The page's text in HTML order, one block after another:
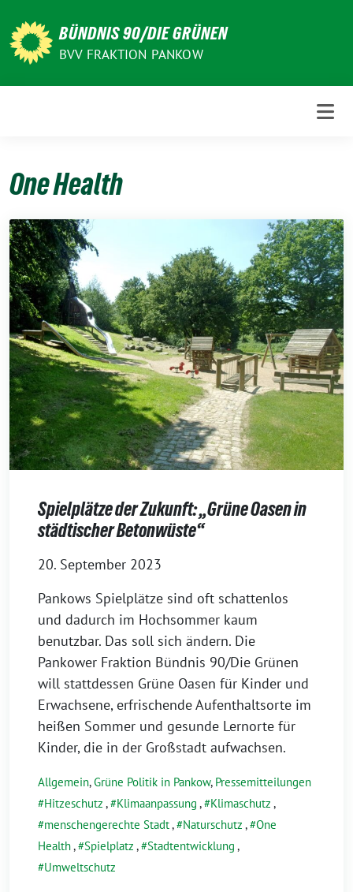
zum
Inhalt
BÜNDNIS 90/DIE GRÜNEN
BVV FRAKTION PANKOW
One Health
Spielplätze der Zukunft: „Grüne Oasen in
städtischer Betonwüste“
20. September 2023
Pankows Spielplätze sind oft schattenlos
und dadurch im Hochsommer kaum
benutzbar. Das soll sich ändern. Die
Pankower Fraktion Bündnis 90/Die Grünen
will stattdessen Grüne Oasen für Kinder und
Erwachsene, erfrischende Aufenthaltsorte im
heißen Sommer und gesunde Lernorte für
Kinder, die in der Großstadt aufwachsen.
Allgemein,Grüne Politik in Pankow, Pressemitteilungen
Hitzeschutz , Klimaanpassung , Klimaschutz ,
menschengerechte Stadt, Naturschutz , One
Health, Spielplatz , Stadtentwicklung ,
Umweltschutz